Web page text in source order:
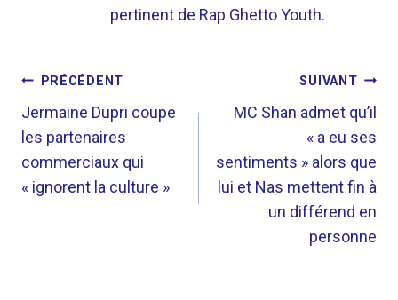
pertinent de Rap Ghetto Youth.
NAVIGATION
DE
L’ARTICLE
PRÉCÉDENT
Jermaine Dupri coupe
les partenaires
commerciaux qui
« ignorent la culture »
SUIVANT
MC Shan admet qu’il
« a eu ses
sentiments » alors que
lui et Nas mettent fin à
un différend en
personne